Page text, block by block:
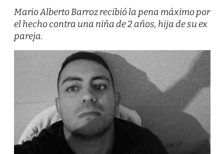
Mario Alberto Barroz recibió la pena máximo por
el hecho contra una niña de 2 años, hija de su ex
pareja.